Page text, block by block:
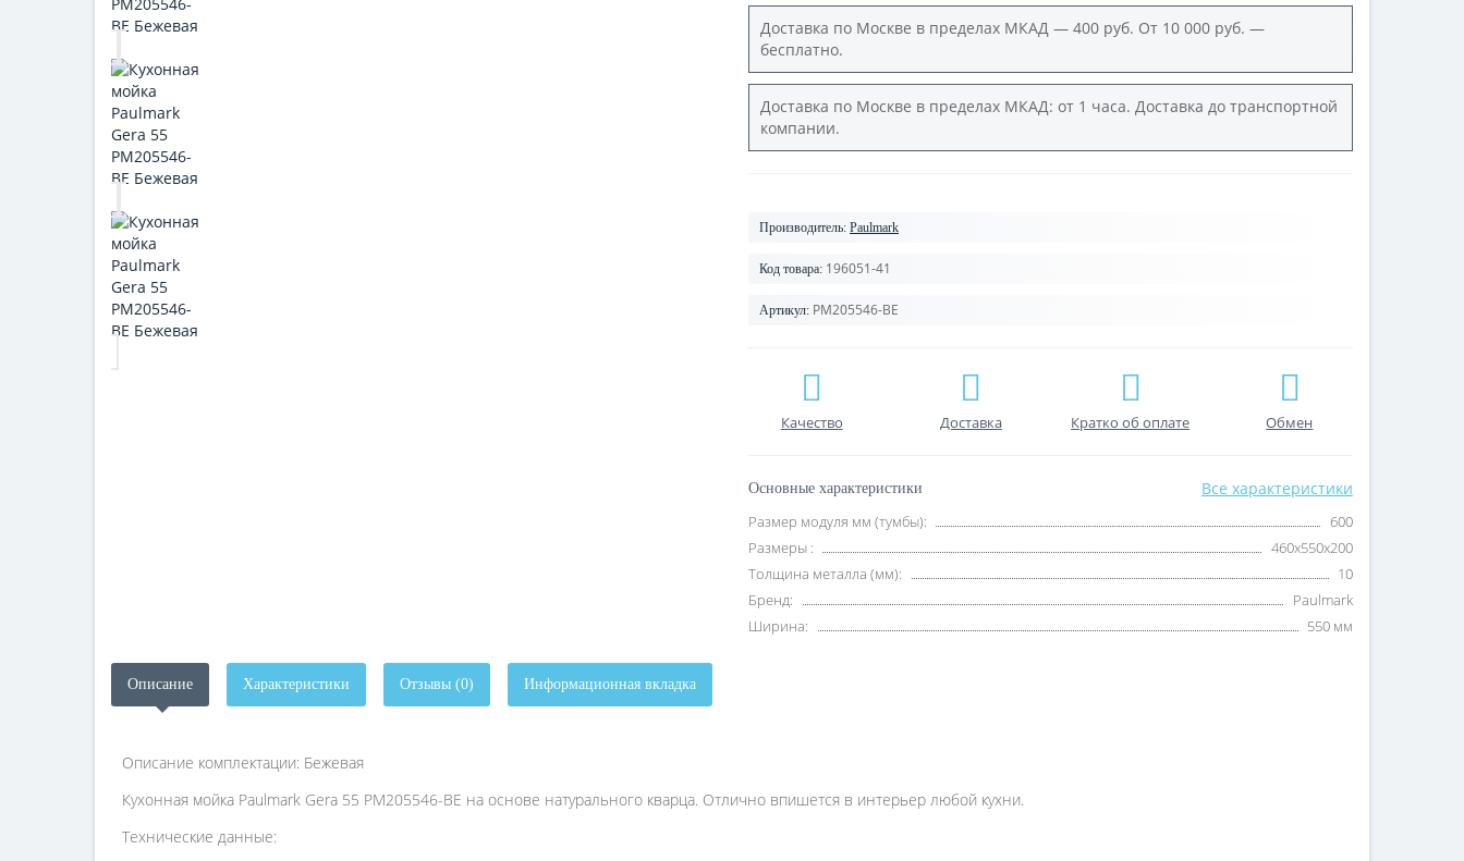
Доставка по Москве в пределах МКАД — 400 руб. От 10 000 руб. —
бесплатно.
Доставка по Москве в пределах МКАД: от 1 часа. Доставка до транспортной
компании.
Производитель: Paulmark
Код товара: 196051-41
Артикул: PM205546-BE
Качество Доставка Кратко об оплате Обмен
Основные характеристики Все характеристики
Размер модуля мм (тумбы):
600
Размеры :
460х550х200
Толщина металла (мм):
10
Бренд:
Paulmark
Ширина:
550 мм
Описание Характеристики Отзывы (0) Информационная вкладка
Описание комплектации: Бежевая
Кухонная мойка Paulmark Gera 55 PM205546-BE на основе натурального кварца. Отлично впишется в интерьер любой кухни.
Технические данные: